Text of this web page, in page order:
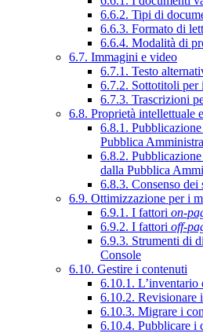
6.6.2. Tipi di
6.6.3. Formato di
6.6.4. Modalità di
6.7. Immagini e video
6.7.1. Testo
6.7.2. Sottotitoli per
6.7.3. Trascrizioni
6.8. Proprietà intellettuale
6.8.1.
Pubblica
6.8.2.
dalla Pubblica
6.8.3. Consenso dei
6.9. Ottimizzazione per i
6.9.1. I fattori on-
6.9.2. I fattori off-
6.9.3. Strumenti di
Console
6.10. Gestire i contenuti
6.10.1. L’inventario
6.10.2. Revisionare
6.10.3. Migrare i
6.10.4. Pubblicare i